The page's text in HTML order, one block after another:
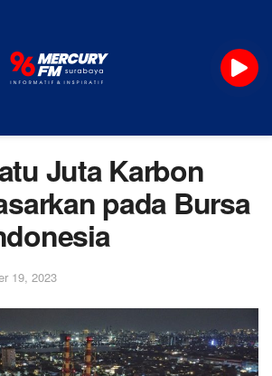
Juta Karbon
pada Bursa
19, 2023